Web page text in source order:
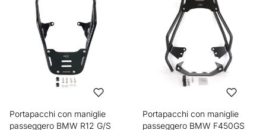
Portapacchi con maniglie
passeggero BMW R12 G/S
Portapacchi con maniglie
passeggero BMW F450GS